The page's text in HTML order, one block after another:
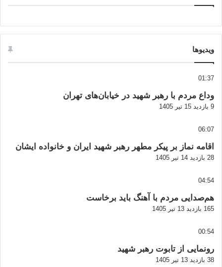
ویدیوها
01:37
وداع مردم با رهبر شهید در خیابان‌های تهران
9 بازدید 15 تیر 1405
06:07
اقامه نماز بر پیکر مطهر رهبر شهید ایران و خانواده ایشان
28 بازدید 14 تیر 1405
04:54
هم‌صدایی مردم با آهنگ باید برخاست
165 بازدید 13 تیر 1405
00:54
رونمایی از تابوت رهبر شهید
38 بازدید 13 تیر 1405